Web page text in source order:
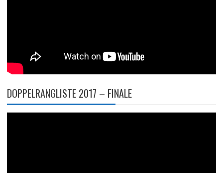
DOPPELRANGLISTE 2017 – FINALE